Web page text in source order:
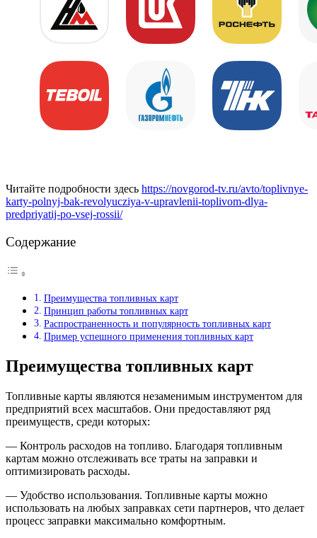
Читайте подробности здесь https://novgorod-tv.ru/avto/toplivnye-
karty-polnyj-bak-revolyucziya-v-upravlenii-toplivom-dlya-
predpriyatij-po-vsej-rossii/
Содержание
Преимущества топливных карт
Принцип работы топливных карт
Распространенность и популярность топливных карт
Пример успешного применения топливных карт
Преимущества топливных карт
Топливные карты являются незаменимым инструментом для
предприятий всех масштабов. Они предоставляют ряд
преимуществ, среди которых:
— Контроль расходов на топливо. Благодаря топливным
картам можно отслеживать все траты на заправки и
оптимизировать расходы.
— Удобство использования. Топливные карты можно
использовать на любых заправках сети партнеров, что делает
процесс заправки максимально комфортным.